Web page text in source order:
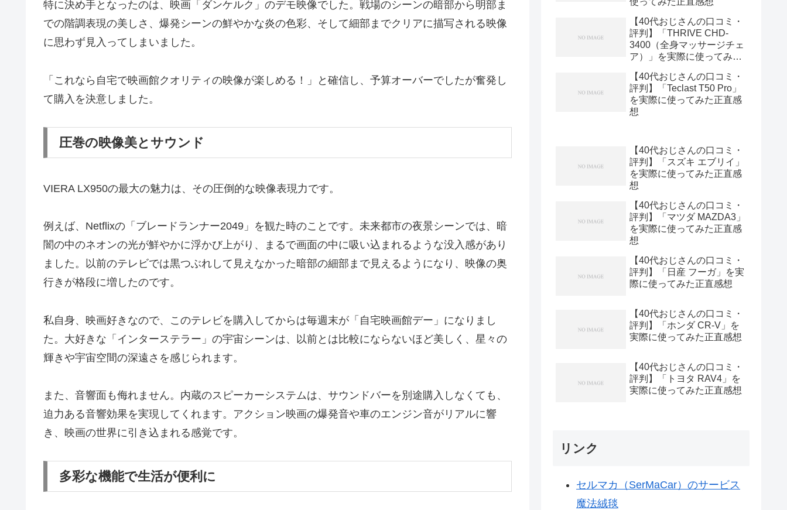
特に決め手となったのは、映画「ダンケルク」のデモ映像でした。戦場のシーンの暗部から明部ま
での階調表現の美しさ、爆発シーンの鮮やかな炎の色彩、そして細部までクリアに描写される映像
に思わず見入ってしまいました。
「これなら自宅で映画館クオリティの映像が楽しめる！」と確信し、予算オーバーでしたが奮発し
て購入を決意しました。
圧巻の映像美とサウンド
VIERA LX950の最大の魅力は、その圧倒的な映像表現力です。
例えば、Netflixの「ブレードランナー2049」を観た時のことです。未来都市の夜景シーンでは、暗
闇の中のネオンの光が鮮やかに浮かび上がり、まるで画面の中に吸い込まれるような没入感があり
ました。以前のテレビでは黒つぶれして見えなかった暗部の細部まで見えるようになり、映像の奥
行きが格段に増したのです。
私自身、映画好きなので、このテレビを購入してからは毎週末が「自宅映画館デー」になりまし
た。大好きな「インターステラー」の宇宙シーンは、以前とは比較にならないほど美しく、星々の
輝きや宇宙空間の深遠さを感じられます。
また、音響面も侮れません。内蔵のスピーカーシステムは、サウンドバーを別途購入しなくても、
迫力ある音響効果を実現してくれます。アクション映画の爆発音や車のエンジン音がリアルに響
き、映画の世界に引き込まれる感覚です。
多彩な機能で生活が便利に
【40代おじさんの口コミ・
評判】「THRIVE CHD-
3400（全身マッサージチェ
ア）」を実際に使ってみた
【40代おじさんの口コミ・
評判】「Teclast T50 Pro」
を実際に使ってみた正直感
想
【40代おじさんの口コミ・
評判】「スズキ エブリイ」
を実際に使ってみた正直感
想
【40代おじさんの口コミ・
評判】「マツダ MAZDA3」
を実際に使ってみた正直感
想
【40代おじさんの口コミ・
評判】「日産 フーガ」を実
際に使ってみた正直感想
【40代おじさんの口コミ・
評判】「ホンダ CR-V」を
実際に使ってみた正直感想
【40代おじさんの口コミ・
評判】「トヨタ RAV4」を
実際に使ってみた正直感想
リンク
セルマカ（SerMaCar）のサービス
魔法絨毯